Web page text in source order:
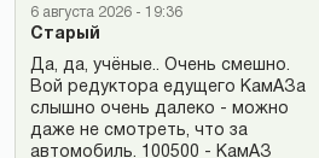
6 августа 2026 - 19:36
Старый
Да, да, учёные.. Очень смешно.
Вой редуктора едущего КамАЗа
слышно очень далеко - можно
даже не смотреть, что за
автомобиль. 100500 - КамАЗ